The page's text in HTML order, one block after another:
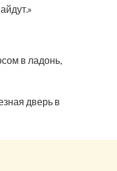
в ладонь,
дверь в